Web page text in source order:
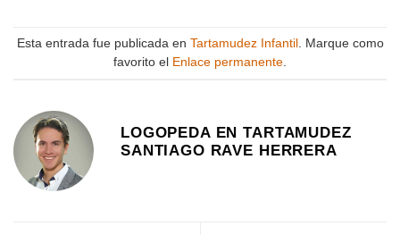
Esta entrada fue publicada en Tartamudez Infantil
. Marque como
favorito el Enlace permanente
LOGOPEDA EN TARTAMUDEZ
SANTIAGO RAVE HERRERA